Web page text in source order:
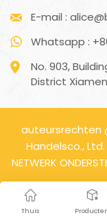
E-mail :
Whatsapp :
No. 903,
District
auteursrechten
Handelsco.,
NETWERK
Thuis